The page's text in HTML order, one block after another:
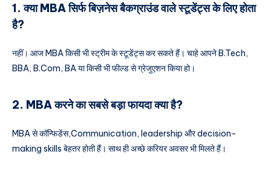
1. क्या MBA सिर्फ बिज़नेस बैकग्राउंड वाले स्टूडेंट्स के लिए होता
है?
नहीं। आज MBA किसी भी स्ट्रीम के स्टूडेंट्स कर सकते हैं। चाहे आपने B.Tech,
BBA, B.Com, BA या किसी भी फील्ड से ग्रेजुएशन किया हो।
2. MBA करने का सबसे बड़ा फायदा क्या है?
MBA से कॉन्फिडेंस,Communication, leadership और decision-
making skills बेहतर होती हैं। साथ ही अच्छे करियर अवसर भी मिलते हैं।